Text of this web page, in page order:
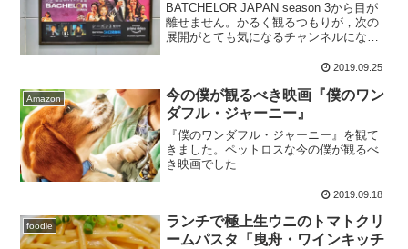
BATCHELOR JAPAN season 3から目が
離せません。かるく観るつもりが，次の
展開がとても気になるチャンネルになっ
2019.09.25
Amazon
今の僕が観るべき映画『僕のワン
ダフル・ジャーニー』
『僕のワンダフル・ジャーニー』を観て
きました。ペットロスな今の僕が観るべ
き映画でした
2019.09.18
foodie
ランチで極上生ウニのトマトクリ
ームパスタ「曳舟・ワインキッチ